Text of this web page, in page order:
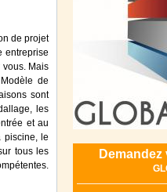
de projet
entreprise
vous. Mais
de
sont
les
et au
piscine, le
tous les